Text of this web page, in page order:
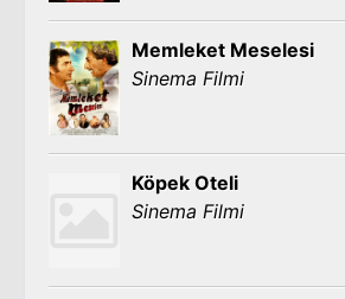
Memleket Meselesi
Sinema Filmi
Köpek Oteli
Sinema Filmi